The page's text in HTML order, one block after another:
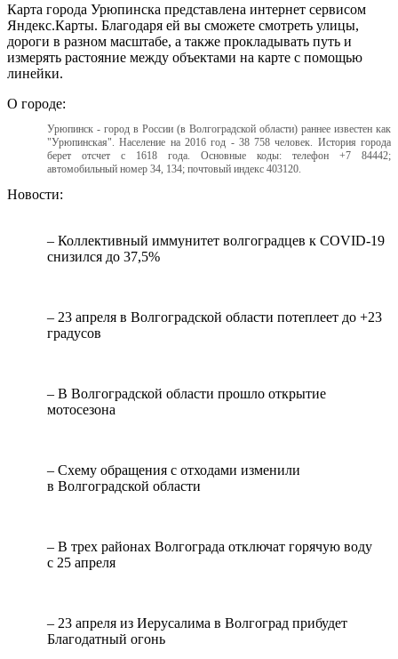
Карта города Урюпинска представлена интернет сервисом
Яндекс.Карты. Благодаря ей вы сможете смотреть улицы,
дороги в разном масштабе, а также прокладывать путь и
измерять растояние между объектами на карте с помощью
линейки.
О городе:
Урюпинск - город в России (в Волгоградской области) раннее известен как
"Урюпинская". Население на 2016 год - 38 758 человек. История города
берет отсчет с 1618 года. Основные коды: телефон +7 84442;
автомобильный номер 34, 134; почтовый индекс 403120.
Новости:
– Коллективный иммунитет волгоградцев к COVID-19
снизился до 37,5%
– 23 апреля в Волгоградской области потеплеет до +23
градусов
– В Волгоградской области прошло открытие
мотосезона
– Схему обращения с отходами изменили
в Волгоградской области
– В трех районах Волгограда отключат горячую воду
с 25 апреля
– 23 апреля из Иерусалима в Волгоград прибудет
Благодатный огонь